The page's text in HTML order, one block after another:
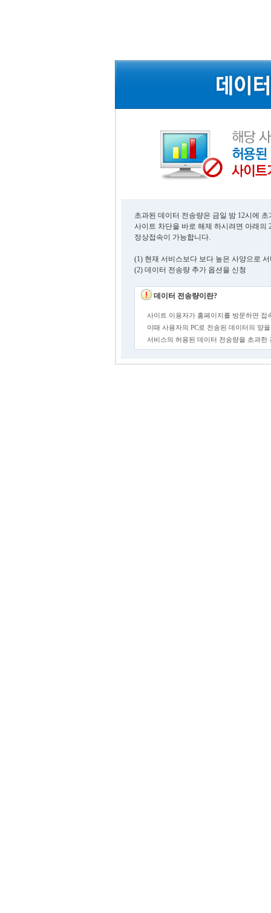
초과된 데이터 전송량은 금일 밤 12시에
사이트 차단을 바로 해제 하시려면 아래의
정상접속이 가능합니다.
(1) 현재 서비스보다 보다 높은 사양으로
(2) 데이터 전송량 추가 옵션을 신청
데이터 전송량이란?
사이트 이용자가 홈페이지를 방문하면 접
이때 사용자의 PC로 전송된 데이터의 양
서비스의 허용된 데이터 전송량을 초과